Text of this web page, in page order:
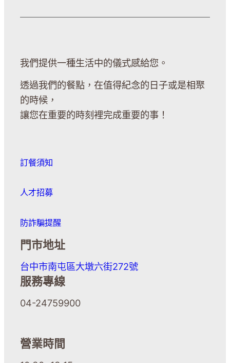
我們提供一種生活中的儀式感給您。
透過我們的餐點，在值得紀念的日子或是相聚
的時候，
讓您在重要的時刻裡完成重要的事！
訂餐須知
人才招募
防詐騙提醒
門市地址
台中市南屯區大墩六街272號
服務專線
04-24759900
營業時間